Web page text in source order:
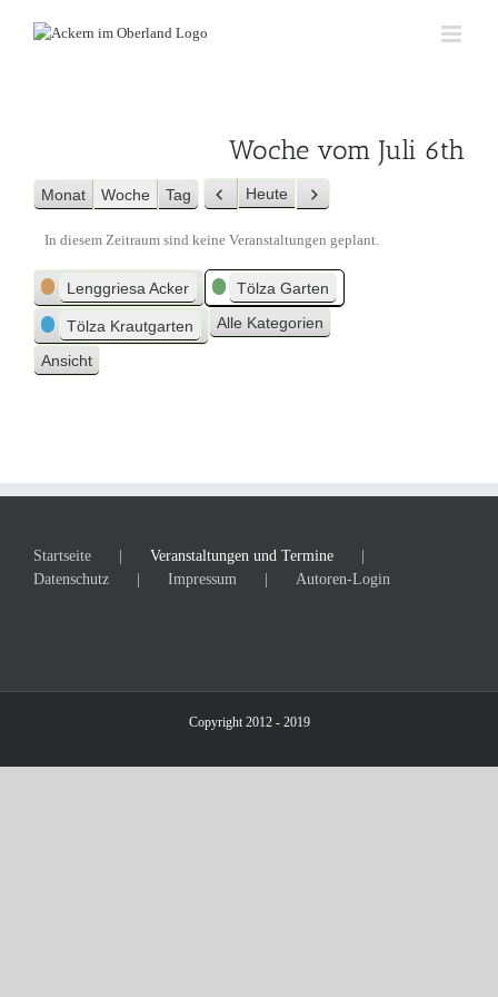
Woche vom Juli 6th
Monat Woche Tag Zurück
Heute Weiter
In diesem Zeitraum sind keine Veranstaltungen geplant.
Kategorien
Lenggriesa Acker Tölza Garten
Tölza Krautgarten Alle Kategorien
Ansicht
Startseite
Veranstaltungen und Termine
Datenschutz
Impressum Autoren-Login
Copyright 2012 - 2019